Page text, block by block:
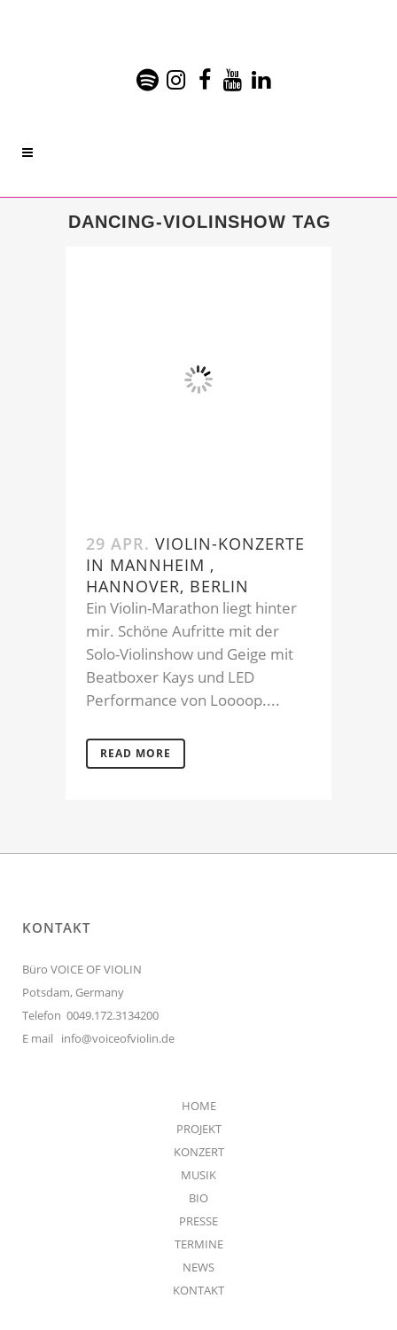
DANCING-VIOLINSHOW TAG
29 APR. VIOLIN-KONZERTE
IN MANNHEIM ,
HANNOVER, BERLIN
Ein Violin-Marathon liegt hinter
mir. Schöne Aufritte mit der
Solo-Violinshow und Geige mit
Beatboxer Kays und LED
Performance von Loooop....
READ MORE
KONTAKT
Büro VOICE OF VIOLIN
Potsdam, Germany
Telefon 0049.172.3134200
E mail info@voiceofviolin.de
HOME
PROJEKT
KONZERT
MUSIK
BIO
PRESSE
TERMINE
NEWS
KONTAKT